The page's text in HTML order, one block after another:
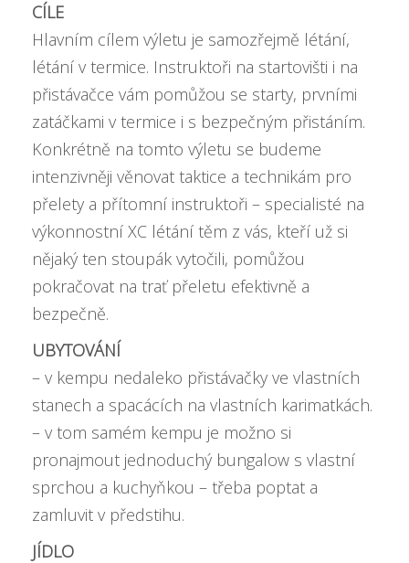
CÍLE
Hlavním cílem výletu je samozřejmě létání,
létání v termice. Instruktoři na startovišti i na
přistávačce vám pomůžou se starty, prvními
zatáčkami v termice i s bezpečným přistáním.
Konkrétně na tomto výletu se budeme
intenzivněji věnovat taktice a technikám pro
přelety a přítomní instruktoři – specialisté na
výkonnostní XC létání těm z vás, kteří už si
nějaký ten stoupák vytočili, pomůžou
pokračovat na trať přeletu efektivně a
bezpečně.
UBYTOVÁNÍ
– v kempu nedaleko přistávačky ve vlastních
stanech a spacácích na vlastních karimatkách.
– v tom samém kempu je možno si
pronajmout jednoduchý bungalow s vlastní
sprchou a kuchyňkou – třeba poptat a
zamluvit v předstihu.
JÍDLO